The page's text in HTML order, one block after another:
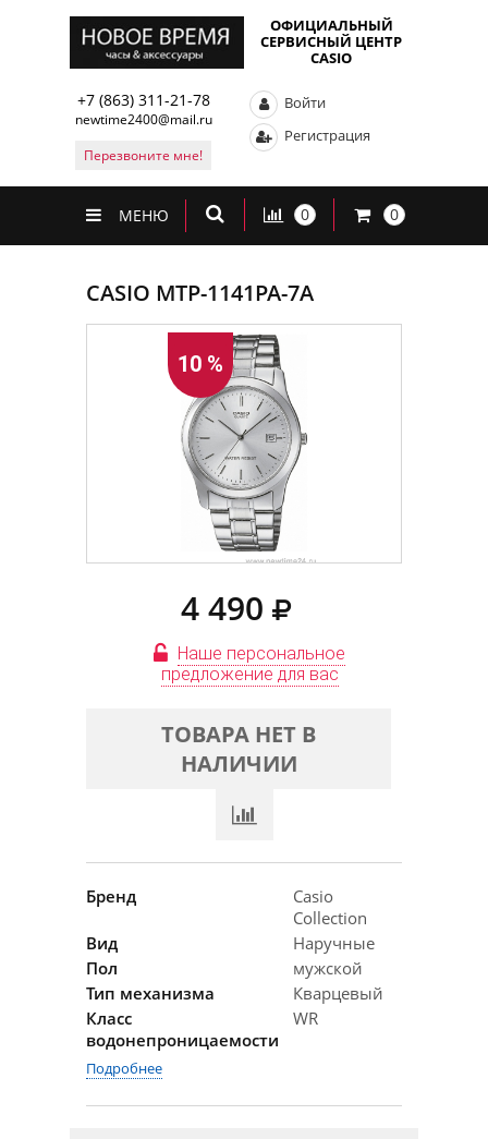
ОФИЦИАЛЬНЫЙ
СЕРВИСНЫЙ ЦЕНТР
CASIO
+7 (863) 311-21-78
newtime2400@mail.ru
Перезвоните мне!
Войти
Регистрация
МЕНЮ 0 0
CASIO MTP-1141PA-7A
10 %
4 490
Наше персональное
предложение для вас
ТОВАРА НЕТ В
НАЛИЧИИ
Бренд
Casio
Collection
Вид
Наручные
Пол
мужской
Тип механизма
Кварцевый
Класс
водонепроницаемости
WR
Подробнее